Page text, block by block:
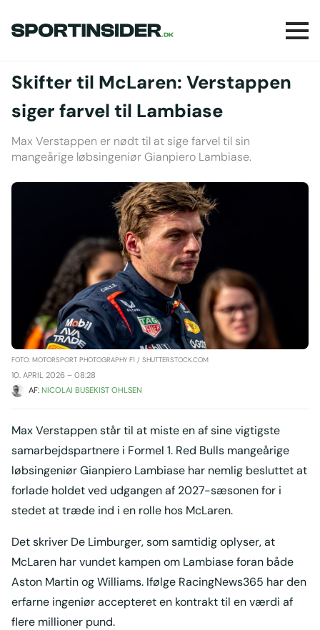
Skifter til McLaren: Verstappen
siger farvel til Lambiase
Max Verstappen er nødt til at sige farvel til sin
mangeårige løbsingeniør Gianpiero Lambiase.
FOTO: MOTORSPORT PHOTOGRAPHY F1 / SHUTTERSTOCK.COM
10. APRIL 2026 – 08:28
AF: NICOLAI BUSEKIST OHLSEN
Max Verstappen står til at miste en af sine vigtigste
samarbejdspartnere i Formel 1. Red Bulls mangeårige
løbsingeniør Gianpiero Lambiase har nemlig besluttet at
forlade holdet ved udgangen af 2027-sæsonen for i
stedet at træde ind i en rolle hos McLaren.
Det skriver De Limburger, som samtidig oplyser, at
McLaren har vundet kampen om Lambiase foran både
Aston Martin og Williams. Ifølge RacingNews365 har den
erfarne ingeniør accepteret en kontrakt til en værdi af
flere millioner pund.